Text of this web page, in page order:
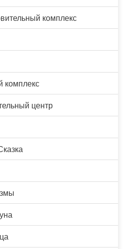
комплекс
комплекс
центр